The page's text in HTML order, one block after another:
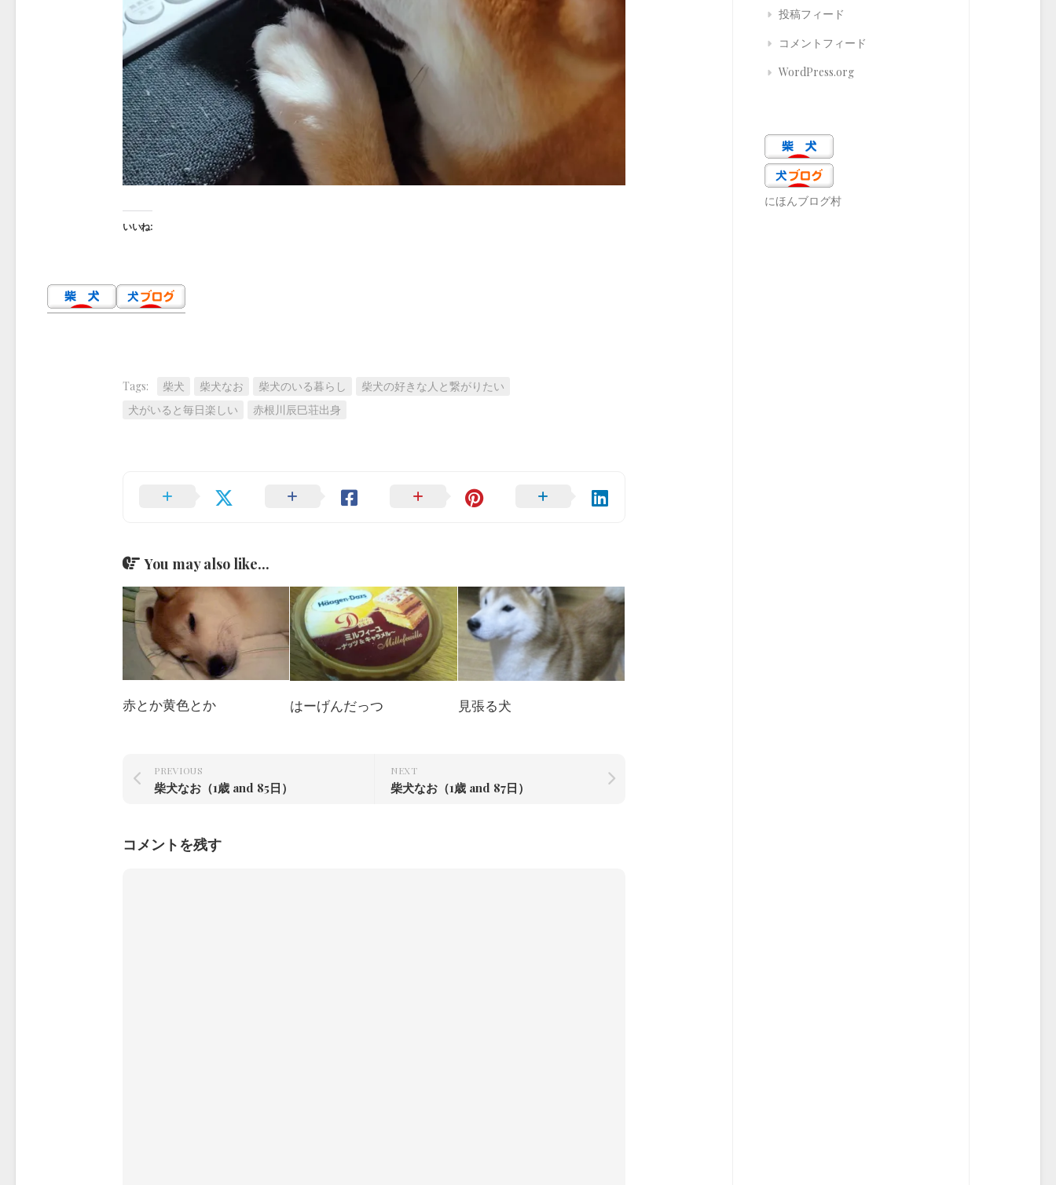
いいね:
Tags: 柴犬 柴犬なお 柴犬のいる暮らし
柴犬の好きな人と繋がりたい
犬がいると毎日楽しい
赤根川辰巳荘出身
You may also like...
赤とか黄色とか はーげんだっつ 見張る犬
NEXT
柴犬なお（1歳 and 87日）
PREVIOUS
柴犬なお（1歳 and 85日）
コメントを残す
投稿フィード
コメントフィード
WordPress.org
にほんブログ村